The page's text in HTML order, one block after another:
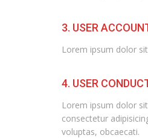
3. USER
Lorem ipsum dolor
4. USER
Lorem ipsum dolor
consectetur
voluptas, obcaecati.